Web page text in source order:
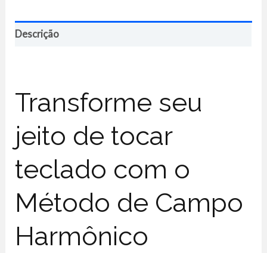
Descrição
Transforme seu
jeito de tocar
teclado com o
Método de Campo
Harmônico